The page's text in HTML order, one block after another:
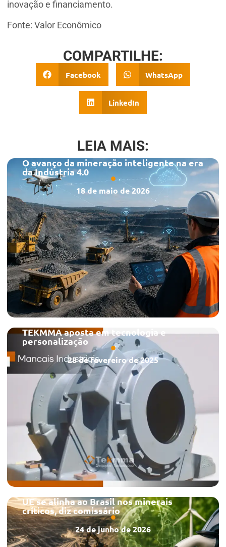
inovação e financiamento.
Fonte: Valor Econômico
COMPARTILHE:
Facebook WhatsApp
LinkedIn
LEIA MAIS:
O avanço da mineração inteligente na era
da Indústria 4.0
18 de maio de 2026
TEKMMA aposta em tecnologia e
personalização
28 de fevereiro de 2025
UE se alinha ao Brasil nos minerais
críticos, diz comissário
24 de junho de 2026